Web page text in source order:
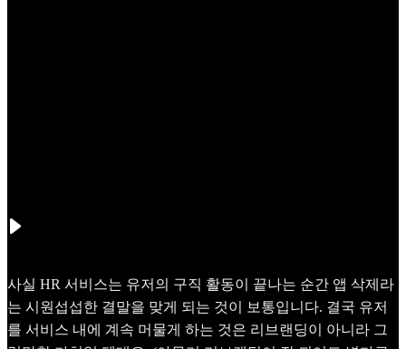
사실 HR 서비스는 유저의 구직 활동이 끝나는 순간 앱 삭제라
는 시원섭섭한 결말을 맞게 되는 것이 보통입니다. 결국 유저
를 서비스 내에 계속 머물게 하는 것은 리브랜딩이 아니라 그